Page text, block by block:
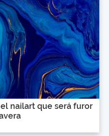
nailart que será furor